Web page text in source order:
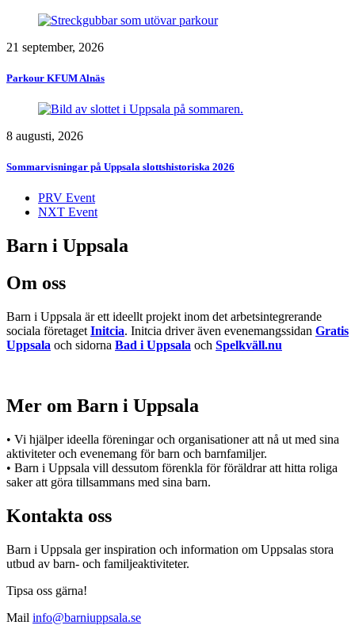
21 september, 2026
Parkour KFUM Alnäs
8 augusti, 2026
Sommarvisningar på Uppsala slottshistoriska 2026
PRV Event
NXT Event
Barn i Uppsala
Om oss
Barn i Uppsala är ett ideellt projekt inom det arbetsintegrerande
sociala företaget Initcia. Initcia driver även evenemangssidan Gratis
Uppsala och sidorna Bad i Uppsala och Spelkväll.nu
Mer om Barn i Uppsala
• Vi hjälper ideella föreningar och organisationer att nå ut med sina
aktiviteter och evenemang för barn och barnfamiljer.
• Barn i Uppsala vill dessutom förenkla för föräldrar att hitta roliga
saker att göra tillsammans med sina barn.
Kontakta oss
Barn i Uppsala ger inspiration och information om Uppsalas stora
utbud av barn- och familjeaktiviteter.
Tipsa oss gärna!
Mail info@barniuppsala.se